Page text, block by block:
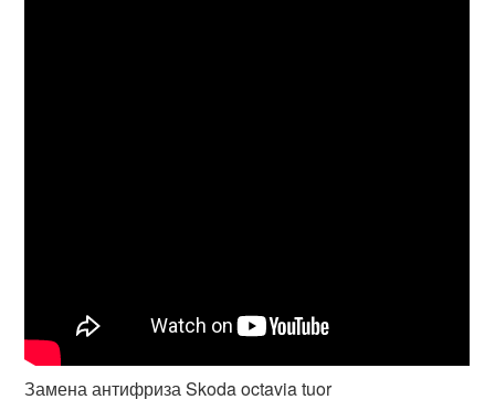
Замена антифриза Skoda octavia tuor